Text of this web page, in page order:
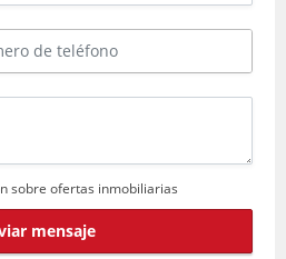
sobre ofertas inmobiliarias
mensaje